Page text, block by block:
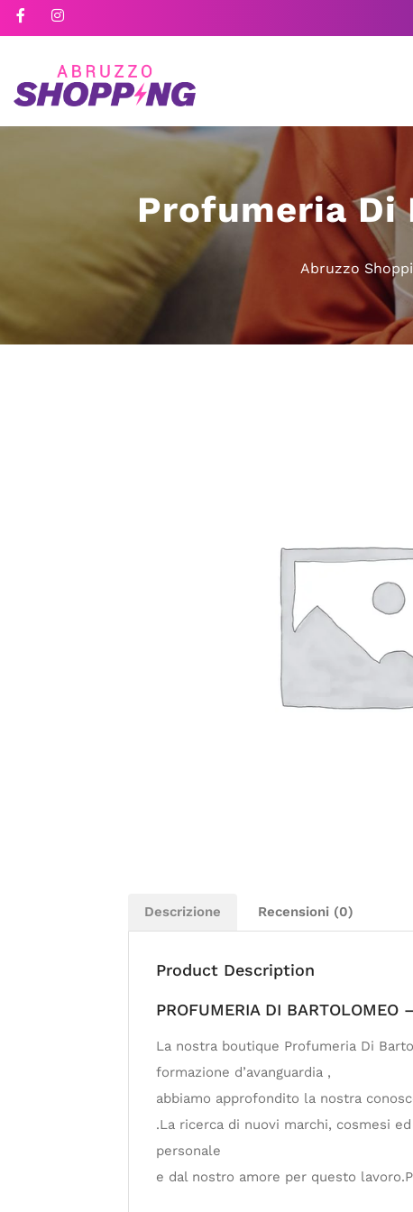
Profumeria Di
Abruzzo
Descrizione Recensioni (0)
Product Description
PROFUMERIA DI BARTOLOMEO
La nostra boutique Profumeria Di
formazione d’avanguardia ,
abbiamo approfondito la nostra
.La ricerca di nuovi marchi, cosmesi
personale
e dal nostro amore per questo